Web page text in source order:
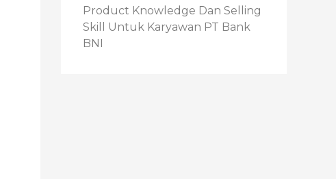
Product Knowledge Dan Selling
Skill Untuk Karyawan PT Bank
BNI